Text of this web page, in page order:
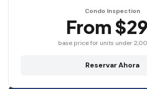
Condo Inspection
From
base price for units under
Reservar Ahora